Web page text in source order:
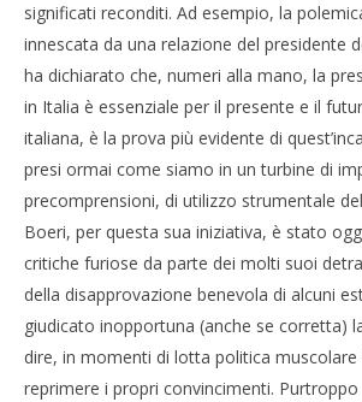
significati reconditi. Ad esempio, la
innescata da una relazione del presidente
ha dichiarato che, numeri alla mano, la
in Italia è essenziale per il presente e il
italiana, è la prova più evidente di
presi ormai come siamo in un turbine di
precomprensioni, di utilizzo strumentale
Boeri, per questa sua iniziativa, è stato
critiche furiose da parte dei molti suoi
della disapprovazione benevola di alcuni
giudicato inopportuna (anche se corretta)
dire, in momenti di lotta politica muscolare
reprimere i propri convincimenti.